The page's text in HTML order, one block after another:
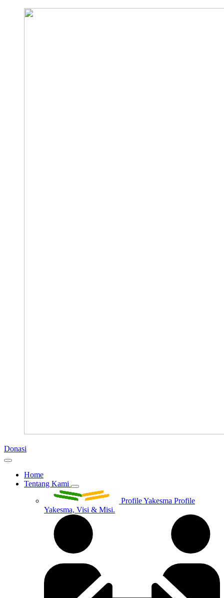
Donasi
Home
Tentang Kami
Profile Yakesma Profile
Yakesma, Visi & Misi.